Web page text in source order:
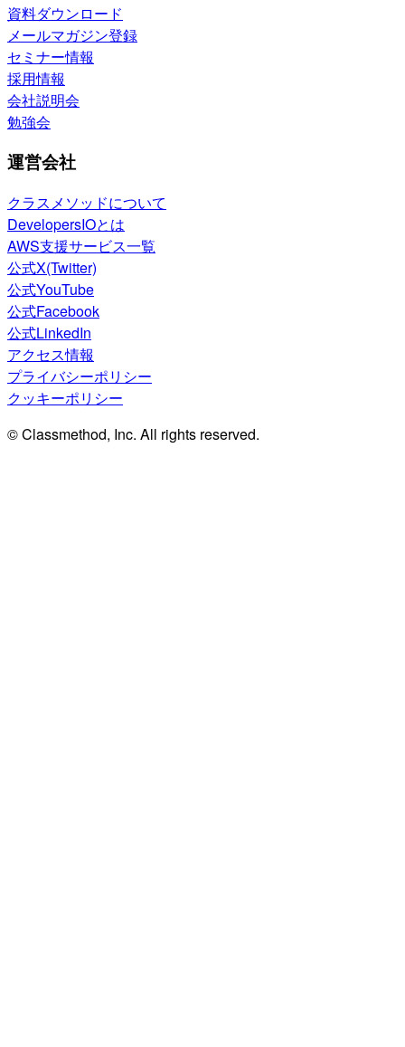
資料ダウンロード
メールマガジン登録
セミナー情報
採用情報
会社説明会
勉強会
運営会社
クラスメソッドについて
DevelopersIOとは
AWS支援サービス一覧
公式X(Twitter)
公式YouTube
公式Facebook
公式LinkedIn
アクセス情報
プライバシーポリシー
クッキーポリシー
© Classmethod, Inc. All rights reserved.